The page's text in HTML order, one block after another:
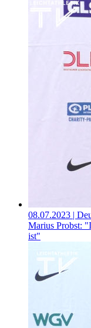
08.07.2023 |
Marius Probst:
ist"